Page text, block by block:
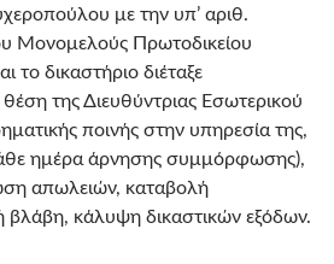
με την υπ’ αριθ.
Μονομελούς Πρωτοδικείου
το δικαστήριο διέταξε
της Διευθύντριας Εσωτερικού
ποινής στην υπηρεσία της,
ημέρα άρνησης συμμόρφωσης),
απωλειών, καταβολή
βλάβη, κάλυψη δικαστικών εξόδων.